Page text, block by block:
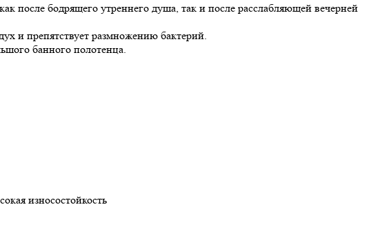
после бодрящего утреннего душа, так и после расслабляющей вечерней
и препятствует размножению бактерий.
банного полотенца.
износостойкость